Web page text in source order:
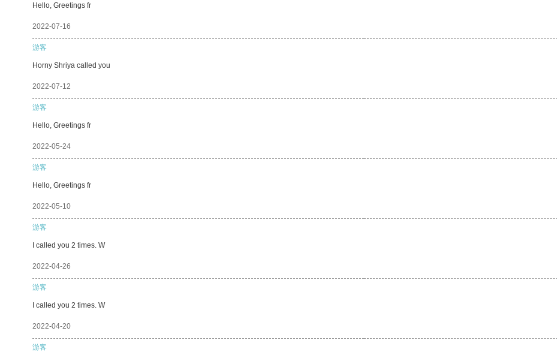
Hello, Greetings fr
2022-07-16
游客
Horny Shriya called you
2022-07-12
游客
Hello, Greetings fr
2022-05-24
游客
Hello, Greetings fr
2022-05-10
游客
I called you 2 times. W
2022-04-26
游客
I called you 2 times. W
2022-04-20
游客